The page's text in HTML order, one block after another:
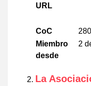
URL
CoC
Miembro
desde
2
La